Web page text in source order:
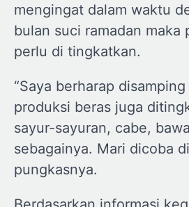
mengingat dalam waktu
bulan suci ramadan maka
perlu di tingkatkan.
“Saya berharap
produksi beras juga
sayur-sayuran, cabe,
sebagainya. Mari dicoba
pungkasnya.